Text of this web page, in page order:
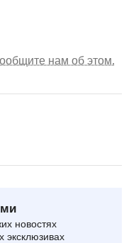
нам об этом.
новостях
эксклюзивах